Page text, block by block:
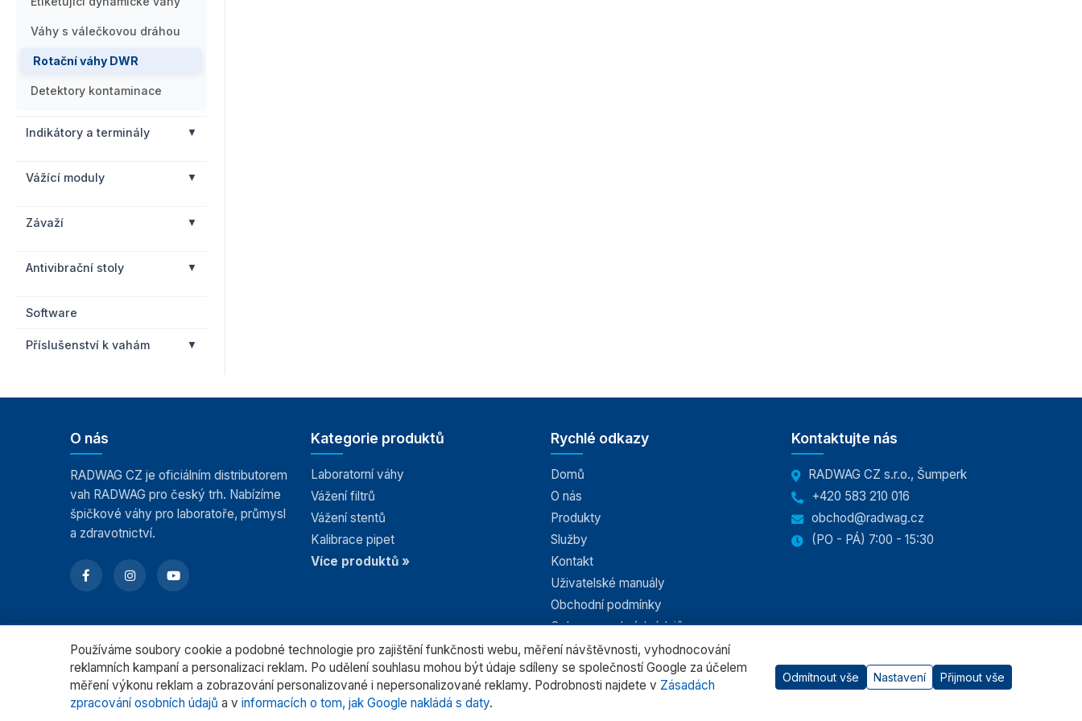
Váhy s válečkovou dráhou
Rotační váhy DWR
Detektory kontaminace
Indikátory a terminály
Vážící moduly
Závaží
Antivibrační stoly
Software
Příslušenství k vahám
O nás
RADWAG CZ je oficiálním distributorem
vah RADWAG pro český trh. Nabízíme
špičkové váhy pro laboratoře, průmysl
a zdravotnictví.
Kategorie produktů
Laboratorní váhy
Vážení filtrů
Vážení stentů
Kalibrace pipet
Více produktů »
Rychlé odkazy
Domů
O nás
Produkty
Služby
Kontakt
Uživatelské manuály
Obchodní podmínky
Ochrana osobních údajů
Nastavení Cookies
Kontaktujte nás
RADWAG CZ s.r.o., Šumperk
+420 583 210 016
obchod@radwag.cz
(PO - PÁ) 7:00 - 15:30
© 2026 RADWAG.CZ Všechna práva vyhrazena.
AI asistent
Používáme soubory cookie a podobné technologie pro zajištění funkčnosti webu, měření návštěvnosti, vyhodnocování
reklamních kampaní a personalizaci reklam. Po udělení souhlasu mohou být údaje sdíleny se společností Google za účelem
měření výkonu reklam a zobrazování personalizované i nepersonalizované reklamy. Podrobnosti najdete v Zásadách
zpracování osobních údajů a v informacích o tom, jak Google nakládá s daty.
Odmítnout vše Nastavení Přijmout vše